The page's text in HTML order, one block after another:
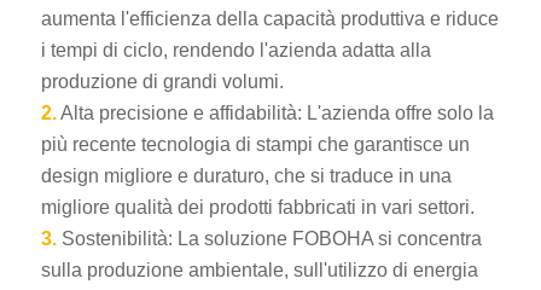
aumenta l'efficienza della capacità produttiva e riduce
i tempi di ciclo, rendendo l'azienda adatta alla
produzione di grandi volumi.
2.Alta precisione e affidabilità: L'azienda offre solo la
più recente tecnologia di stampi che garantisce un
design migliore e duraturo, che si traduce in una
migliore qualità dei prodotti fabbricati in vari settori.
3.Sostenibilità: La soluzione FOBOHA si concentra
sulla produzione ambientale, sull'utilizzo di energia